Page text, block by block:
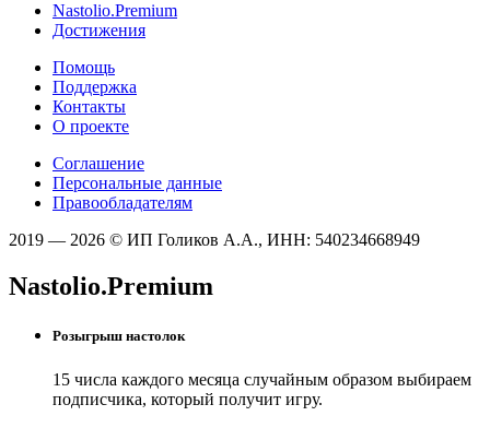
Nastolio.Premium
Достижения
Помощь
Поддержка
Контакты
О проекте
Соглашение
Персональные данные
Правообладателям
2019 — 2026 © ИП Голиков А.А., ИНН: 540234668949
Nastolio.Premium
Розыгрыш настолок
15 числа каждого месяца случайным образом выбираем
подписчика, который получит игру.